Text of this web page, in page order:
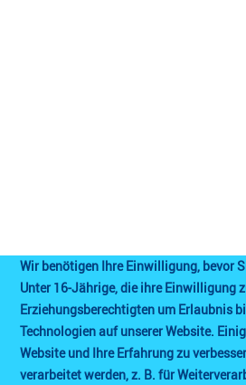
Wir benötigen Ihre Einwilligung, bevor
Unter 16-Jährige, die ihre Einwilligung
Erziehungsberechtigten um Erlaubnis
Technologien auf unserer Website.
Website und Ihre Erfahrung zu
verarbeitet werden, z. B. für